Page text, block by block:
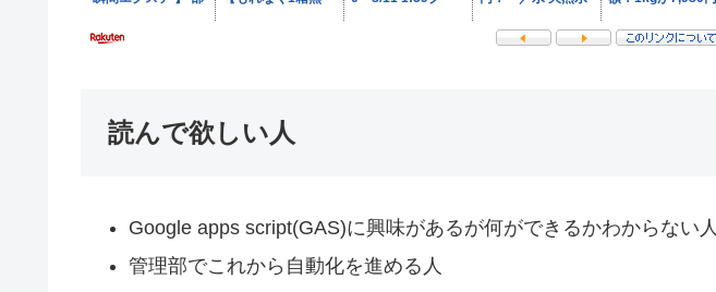
読んで欲しい人
Google apps script(GAS)に興味があるが何ができるかわからない人
管理部でこれから自動化を進める人